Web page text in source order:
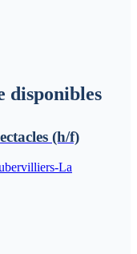
disponibles
(h/f)
La